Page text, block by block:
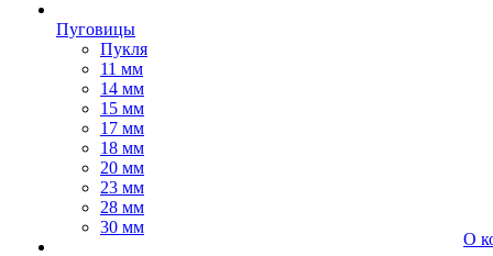
Пуговицы
Пукля
11 мм
14 мм
15 мм
17 мм
18 мм
20 мм
23 мм
28 мм
30 мм
О